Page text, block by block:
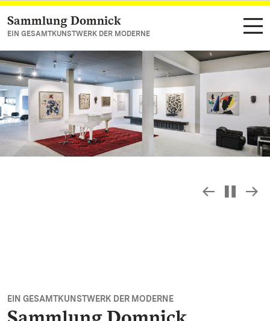
Zum Hauptinhalt springen
Sammlung Domnick
EIN GESAMTKUNSTWERK DER MODERNE
EIN GESAMTKUNSTWERK DER MODERNE